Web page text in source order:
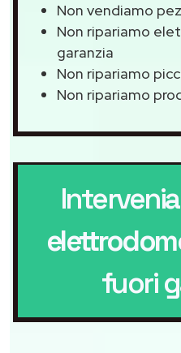
Non vendiamo
Non ripariamo
garanzia
Non ripariamo
Non ripariamo
fuori